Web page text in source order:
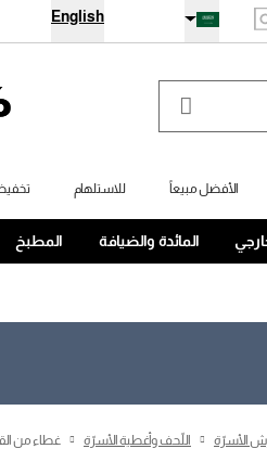
English
الأفضل مبيعاً للاستلهام
المائدة والضيافة المطبخ
الأسرّة اللّحف وأغطية الأسرّة غطاء من